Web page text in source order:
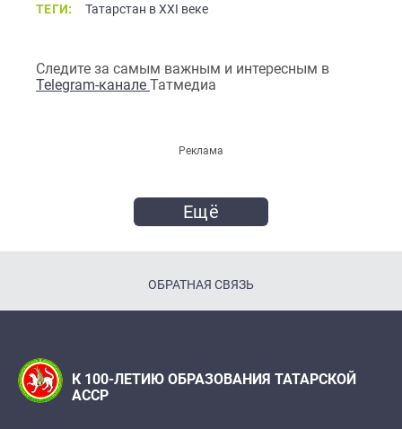
ТЕГИ: Татарстан в XXI веке
Следите за самым важным и интересным в
Telegram-канале Татмедиа
Реклама
Ещё
ОБРАТНАЯ СВЯЗЬ
К 100-ЛЕТИЮ ОБРАЗОВАНИЯ ТАТАРСКОЙ
АССР